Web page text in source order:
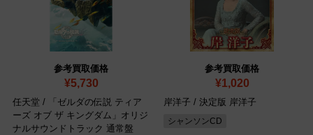
参考買取価格
¥5,730
任天堂 / 「ゼルダの伝説 ティア
ーズ オブ ザ キングダム」オリジ
ナルサウンドトラック 通常盤
参考買取価格
¥1,020
岸洋子 / 決定版 岸洋子
シャンソンCD